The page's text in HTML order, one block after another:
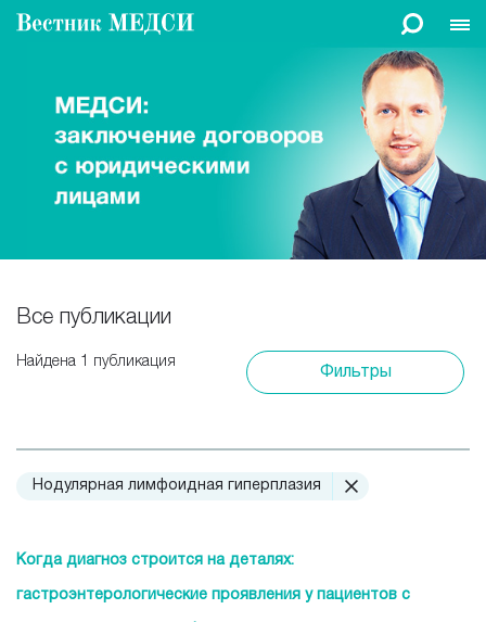
Все публикации
Найдена 1 публикация
Фильтры
Нодулярная лимфоидная гиперплазия
Когда диагноз строится на деталях:
гастроэнтерологические проявления у пациентов с